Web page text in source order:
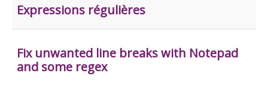
Expressions régulières
Fix unwanted line breaks with Notepad
and some regex